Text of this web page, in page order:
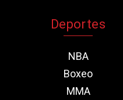
Deportes
NBA
Boxeo
MMA